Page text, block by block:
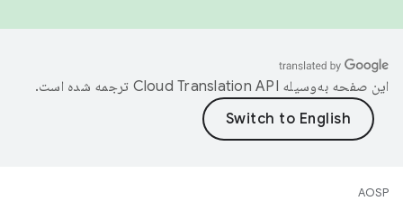
این صفحه به‌وسیله ترجمه شده است.
AOSP